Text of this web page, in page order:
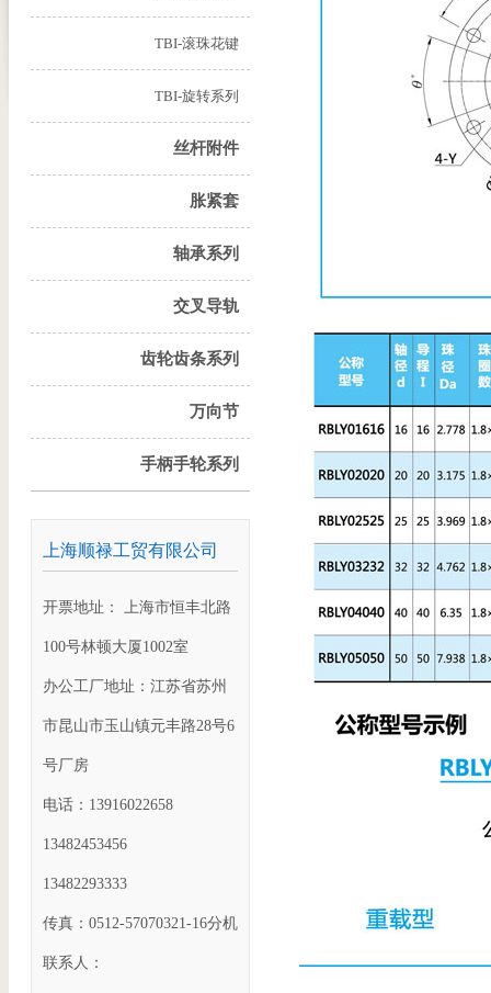
TBI-滚珠花键
TBI-旋转系列
丝杆附件
胀紧套
轴承系列
交叉导轨
齿轮齿条系列
万向节
手柄手轮系列
上海顺禄工贸有限公司
开票地址： 上海市恒丰北路
100号林顿大厦1002室
办公工厂地址：江苏省苏州
市昆山市玉山镇元丰路28号6
号厂房
电话：13916022658
13482453456
13482293333
传真：0512-57070321-16分机
联系人：